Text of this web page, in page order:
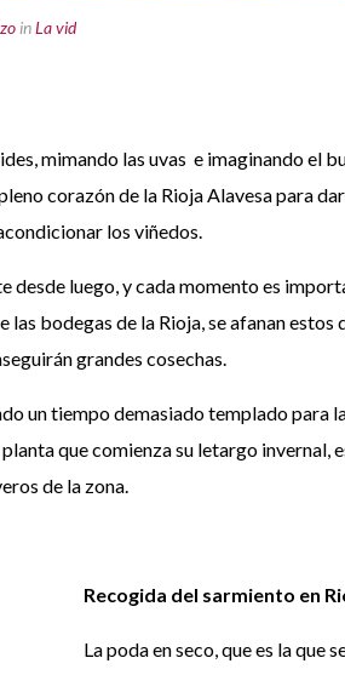
inLa vid
mimando las uvas e imaginando el
corazón de la Rioja Alavesa para
los viñedos.
desde luego, y cada momento es
las bodegas de la Rioja, se afanan
grandes cosechas.
un tiempo demasiado templado
que comienza su letargo invernal,
de la zona.
Recogida del sarmiento en
La poda en seco, que es la que